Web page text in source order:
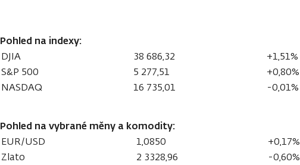
Pohled na indexy:
DJIA 38 686,32
+1,51%
S&P 500
5 277,51
+0,80%
NASDAQ
16 735,01 -0,01%
Pohled na vybrané měny a komodity:
EUR/USD 1,0850
+0,17%
Zlato
2 3328,96
-0,60%